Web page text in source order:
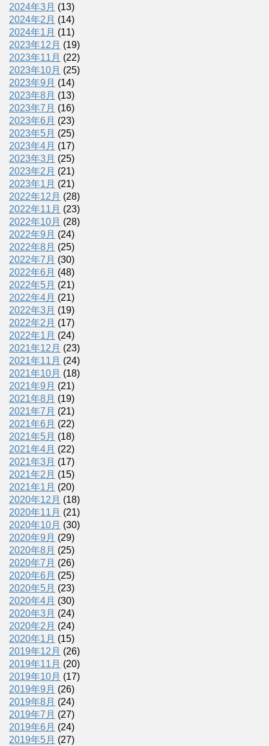
2024年3月 (13)
2024年2月 (14)
2024年1月 (11)
2023年12月 (19)
2023年11月 (22)
2023年10月 (25)
2023年9月 (14)
2023年8月 (13)
2023年7月 (16)
2023年6月 (23)
2023年5月 (25)
2023年4月 (17)
2023年3月 (25)
2023年2月 (21)
2023年1月 (21)
2022年12月 (28)
2022年11月 (23)
2022年10月 (28)
2022年9月 (24)
2022年8月 (25)
2022年7月 (30)
2022年6月 (48)
2022年5月 (21)
2022年4月 (21)
2022年3月 (19)
2022年2月 (17)
2022年1月 (24)
2021年12月 (23)
2021年11月 (24)
2021年10月 (18)
2021年9月 (21)
2021年8月 (19)
2021年7月 (21)
2021年6月 (22)
2021年5月 (18)
2021年4月 (22)
2021年3月 (17)
2021年2月 (15)
2021年1月 (20)
2020年12月 (18)
2020年11月 (21)
2020年10月 (30)
2020年9月 (29)
2020年8月 (25)
2020年7月 (26)
2020年6月 (25)
2020年5月 (23)
2020年4月 (30)
2020年3月 (24)
2020年2月 (24)
2020年1月 (15)
2019年12月 (26)
2019年11月 (20)
2019年10月 (17)
2019年9月 (26)
2019年8月 (24)
2019年7月 (27)
2019年6月 (24)
2019年5月 (27)